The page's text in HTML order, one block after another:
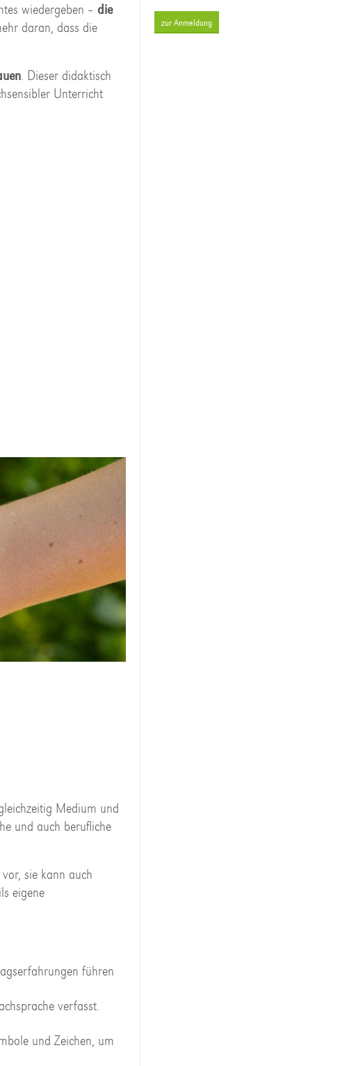
wiedergeben – die
daran, dass die
. Dieser didaktisch
Unterricht
Medium und
und auch berufliche
sie kann auch
eigene
führen
verfasst.
und Zeichen, um
zur Anmeldung